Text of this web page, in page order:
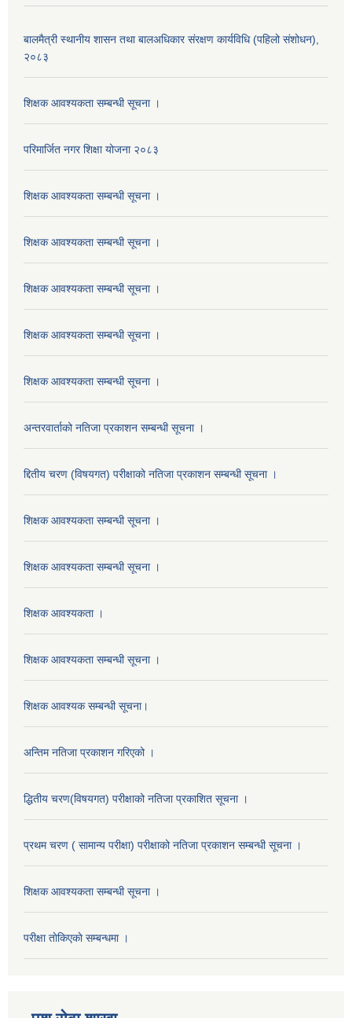
बालमैत्री स्थानीय शासन तथा बालअधिकार संरक्षण कार्यविधि (पहिलो संशोधन),
२०८३
शिक्षक आवश्यकता सम्बन्धी सूचना ।
परिमार्जित नगर शिक्षा योजना २०८३
शिक्षक आवश्यकता सम्बन्धी सूचना ।
शिक्षक आवश्यकता सम्बन्धी सूचना ।
शिक्षक आवश्यकता सम्बन्धी सूचना ।
शिक्षक आवश्यकता सम्बन्धी सूचना ।
शिक्षक आवश्यकता सम्बन्धी सूचना ।
अन्तरवार्ताको नतिजा प्रकाशन सम्बन्धी सूचना ।
द्दितीय चरण (विषयगत) परीक्षाको नतिजा प्रकाशन सम्बन्धी सूचना ।
शिक्षक आवश्यकता सम्बन्धी सूचना ।
शिक्षक आवश्यकता सम्बन्धी सूचना ।
शिक्षक आवश्यकता ।
शिक्षक आवश्यकता सम्बन्धी सूचना ।
शिक्षक आवश्यक सम्बन्धी सूचना।
अन्तिम नतिजा प्रकाशन गरिएको ।
द्धितीय चरण(विषयगत) परीक्षाको नतिजा प्रकाशित सूचना ।
प्रथम चरण ( सामान्य परीक्षा) परीक्षाको नतिजा प्रकाशन सम्बन्धी सूचना ।
शिक्षक आवश्यकता सम्बन्धी सूचना ।
परीक्षा ताेकिएकाे सम्बन्धमा ।